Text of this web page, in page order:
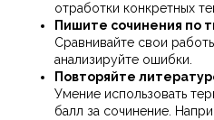
отработки конкретных
Пишите сочинения по
Сравнивайте свои
анализируйте ошибки.
Повторяйте
Умение использовать
балл за сочинение.